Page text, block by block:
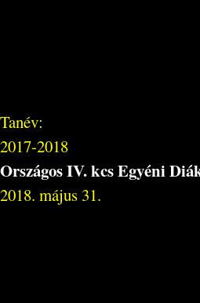
Tanév:
2017-2018
Országos IV. kcs Egyéni
2018. május 31.